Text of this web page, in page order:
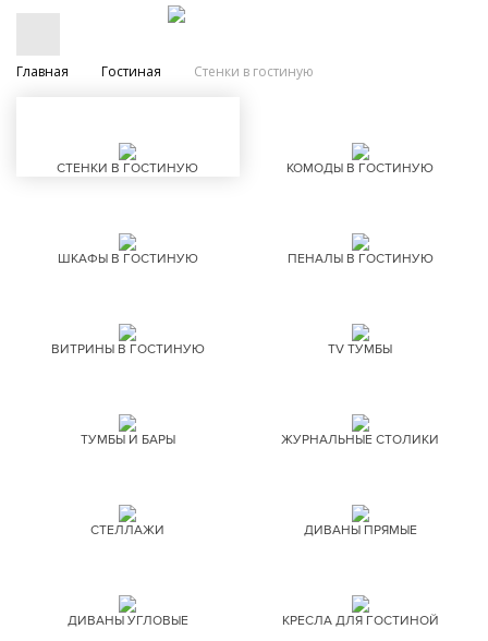
Главная Гостиная Стенки в гостиную
СТЕНКИ В ГОСТИНУЮ КОМОДЫ В ГОСТИНУЮ
ШКАФЫ В ГОСТИНУЮ ПЕНАЛЫ В ГОСТИНУЮ
ВИТРИНЫ В ГОСТИНУЮ TV ТУМБЫ
ТУМБЫ И БАРЫ ЖУРНАЛЬНЫЕ СТОЛИКИ
СТЕЛЛАЖИ ДИВАНЫ ПРЯМЫЕ
ДИВАНЫ УГЛОВЫЕ КРЕСЛА ДЛЯ ГОСТИНОЙ